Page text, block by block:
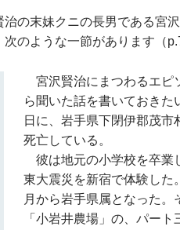
の末妹クニの長男である宮
次のような一節があります（
宮沢賢治にまつわるエピ
ら聞いた話を書いておき
日に、岩手県下閉伊郡茂
死亡している。
彼は地元の小学校を卒業
東大震災を新宿で体験した
月から岩手県属となった
「小岩井農場」の、パート